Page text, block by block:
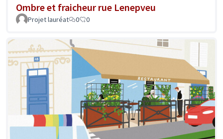
Ombre et fraicheur rue Lenepveu
Projet lauréat 0 0